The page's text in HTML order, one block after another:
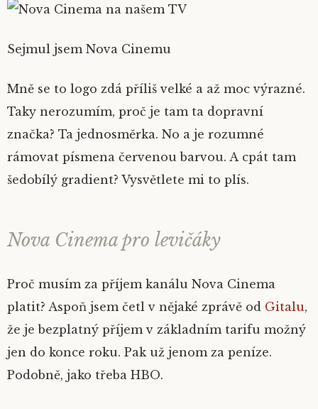
Sejmul jsem Nova Cinemu
Mně se to logo zdá příliš velké a až moc výrazné.
Taky nerozumím, proč je tam ta dopravní
značka? Ta jednosměrka. No a je rozumné
rámovat písmena červenou barvou. A cpát tam
šedobílý gradient? Vysvětlete mi to plís.
Nova Cinema pro levičáky
Proč musím za příjem kanálu Nova Cinema
platit? Aspoň jsem četl v nějaké zprávě od Gitalu,
že je bezplatný příjem v základním tarifu možný
jen do konce roku. Pak už jenom za peníze.
Podobně, jako třeba HBO.